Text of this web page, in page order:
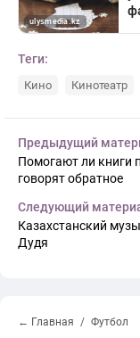
Теги:
Кино Кинотеатр
Предыдущий
Помогают ли книги
говорят обратное
Следующий
Казахстанский
Дудя
← Главная Футбол